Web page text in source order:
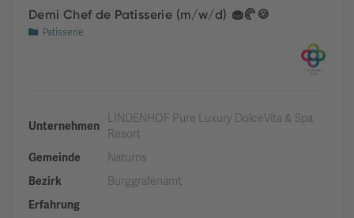
Demi Chef de Patisserie (m/w/d) 🧁🥐🍪
Patisserie
Unternehmen
LINDENHOF Pure Luxury DolceVita & Spa
Resort
Gemeinde
Naturns
Bezirk
Burggrafenamt
Erfahrung